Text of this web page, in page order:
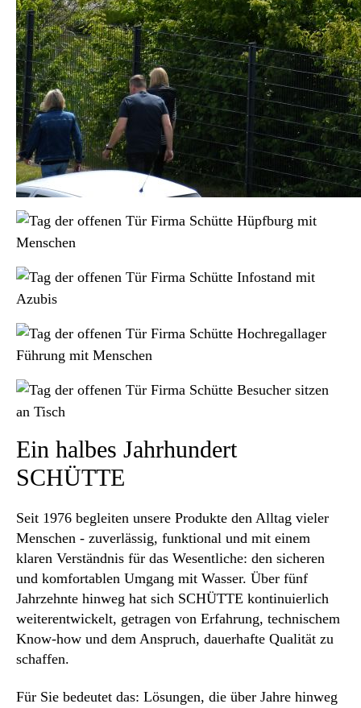
Ein halbes Jahrhundert
SCHÜTTE
Seit 1976 begleiten unsere Produkte den Alltag vieler
Menschen - zuverlässig, funktional und mit einem
klaren Verständnis für das Wesentliche: den sicheren
und komfortablen Umgang mit Wasser. Über fünf
Jahrzehnte hinweg hat sich SCHÜTTE kontinuierlich
weiterentwickelt, getragen von Erfahrung, technischem
Know-how und dem Anspruch, dauerhafte Qualität zu
schaffen.
Für Sie bedeutet das: Lösungen, die über Jahre hinweg